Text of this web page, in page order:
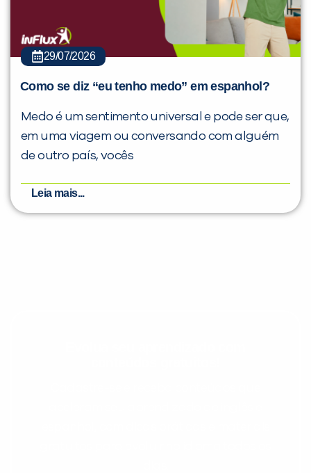
29/07/2026
Como se diz “eu tenho medo” em espanhol?
Medo é um sentimento universal e pode ser que,
em uma viagem ou conversando com alguém
de outro país, vocês
Leia mais...